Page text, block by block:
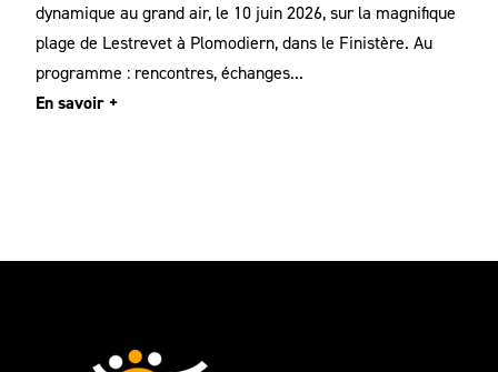
dynamique au grand air, le 10 juin 2026, sur la magnifique
plage de Lestrevet à Plomodiern, dans le Finistère. Au
programme : rencontres, échanges...
En savoir +